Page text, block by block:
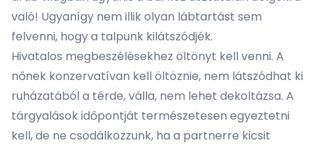
való! Ugyanígy nem illik olyan lábtartást sem
felvenni, hogy a talpunk kilátszódjék.
Hivatalos megbeszélésekhez öltönyt kell venni. A
nőnek konzervatívan kell öltöznie, nem látszódhat ki
ruházatából a térde, válla, nem lehet dekoltázsa. A
tárgyalások időpontját természetesen egyeztetni
kell, de ne csodálkozzunk, ha a partnerre kicsit